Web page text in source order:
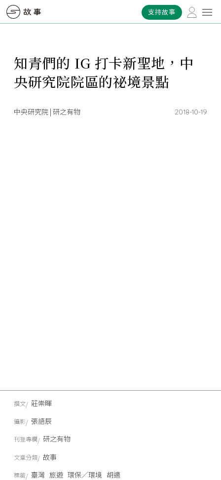
支持故事
知青們的 IG 打卡新聖地，中
央研究院院區的祕境景點
中央研究院 | 研之有物 2018-10-19
撰文 莊崇暉
攝影 張語辰
刊登專欄 研之有物
文章分類 故事
標籤 臺灣 旅遊 環保／環境 胡適